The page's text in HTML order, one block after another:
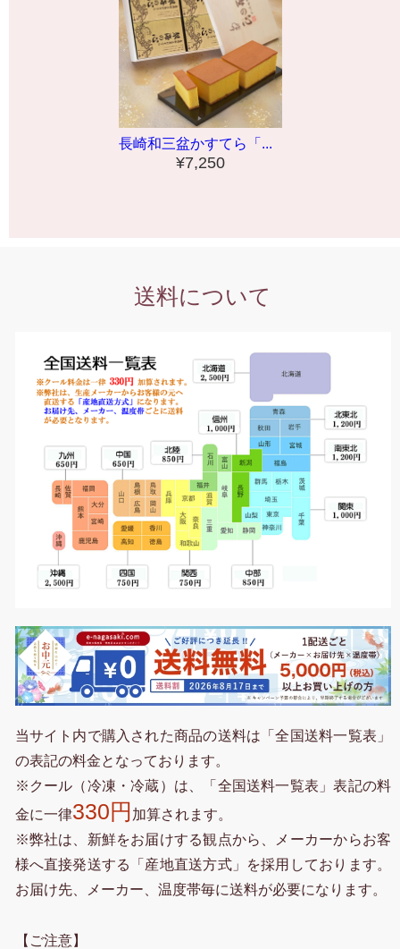
長崎和三盆かすてら「...
¥7,250
送料について
当サイト内で購入された商品の送料は「全国送料一覧表」
の表記の料金となっております。
※クール（冷凍・冷蔵）は、「全国送料一覧表」表記の料
金に一律330円 加算されます。
※弊社は、新鮮をお届けする観点から、メーカーからお客
様へ直接発送する「産地直送方式」を採用しております。
お届け先、メーカー、温度帯毎に送料が必要になります。
【ご注意】